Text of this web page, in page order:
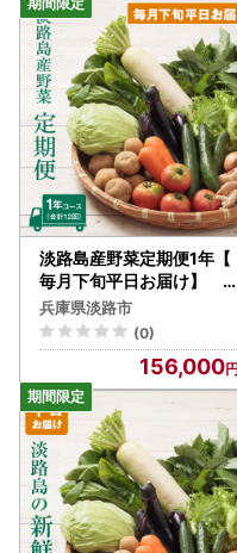
淡路島産野菜定期便1年【
毎月下旬平日お届け】 野
菜セット
兵庫県淡路市
(0)
156,000